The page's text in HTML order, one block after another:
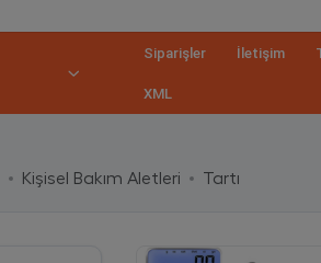
Siparişler İletişim
XML
Kişisel Bakım Aletleri Tartı